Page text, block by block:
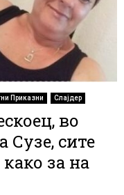
Приказни Слајдер
во
Сузе, сите
за на